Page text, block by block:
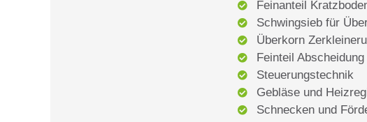
Feinanteil
Schwingsieb für
Überkorn
Feinteil
Steuerungstechnik
Gebläse und
Schnecken und